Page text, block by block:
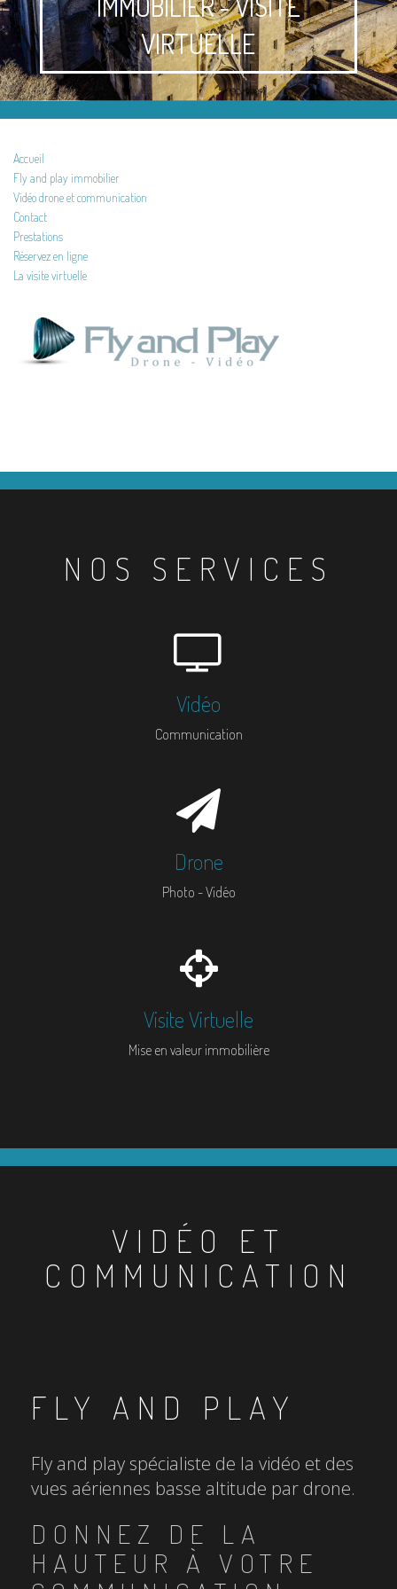
VIRTUELLE
Accueil
Fly and play immobilier
Vidéo drone et communication
Contact
Prestations
Réservez en ligne
La visite virtuelle
NOS SERVICES
Vidéo
Communication
Drone
Photo - Vidéo
Visite Virtuelle
Mise en valeur immobilière
VIDÉO ET
COMMUNICATION
FLY AND PLAY
Fly and play spécialiste de la vidéo et des
vues aériennes basse altitude par drone.
DONNEZ DE LA
HAUTEUR À VOTRE